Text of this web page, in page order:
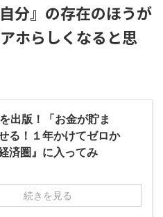
分』の存在のほうが
ホらしくなると思
出版！「お金が貯ま
る！１年かけてゼロか
済圏』に入ってみ
続きを見る